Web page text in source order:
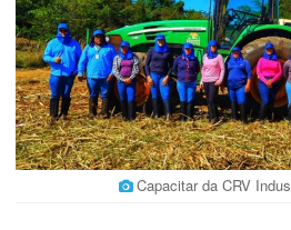
Capacitar da CRV